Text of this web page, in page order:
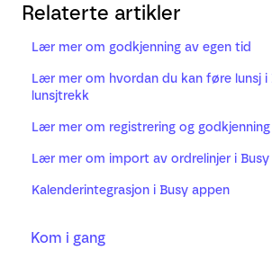
Relaterte artikler
Lær mer om godkjenning av egen tid
Lær mer om hvordan du kan føre lunsj i
lunsjtrekk
Lær mer om registrering og
Lær mer om import av ordrelinjer i Busy
Kalenderintegrasjon i Busy appen
Kom i gang